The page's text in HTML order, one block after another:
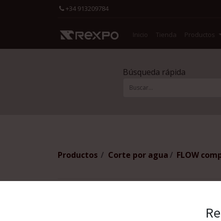
+34 913209784
Inicio Tienda Productos
Búsqueda rápida
Productos Corte por agua FLOW